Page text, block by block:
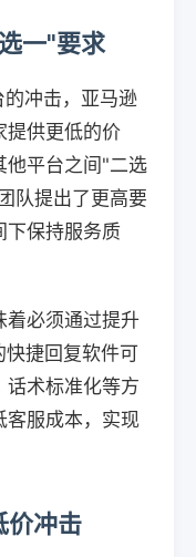
一"要求
冲击，亚马逊
提供更低的价
他平台之间"二选
团队提出了更高要
下保持服务质
着必须通过提升
捷回复软件可
话术标准化等方
客服成本，实现
价冲击